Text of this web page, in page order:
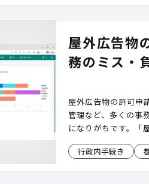
製。位置情報付き報
正確性が大きく向上
屋外広告物
務のミス・
屋外広告物の許可申
管理など、多くの事
になりがちです。「
可判定、台帳更新、
スムーズにします。
行政内手続き